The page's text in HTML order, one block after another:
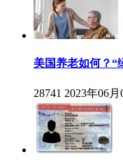
美国养老如何？“
28741 2023年06月